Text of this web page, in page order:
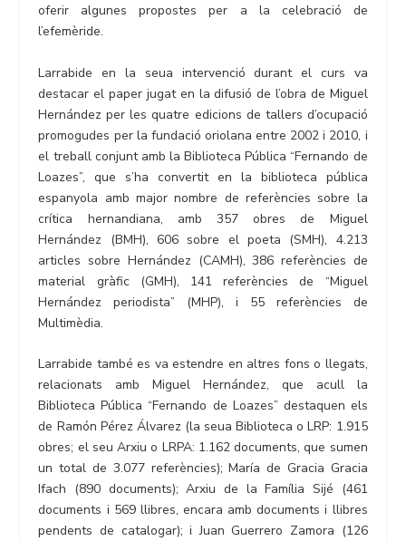
oferir algunes propostes per a la celebració de
l’efemèride.
Larrabide en la seua intervenció durant el curs va
destacar el paper jugat en la difusió de l’obra de Miguel
Hernández per les quatre edicions de tallers d’ocupació
promogudes per la fundació oriolana entre 2002 i 2010, i
el treball conjunt amb la Biblioteca Pública “Fernando de
Loazes”, que s’ha convertit en la biblioteca pública
espanyola amb major nombre de referències sobre la
crítica hernandiana, amb 357 obres de Miguel
Hernández (BMH), 606 sobre el poeta (SMH), 4.213
articles sobre Hernández (CAMH), 386 referències de
material gràfic (GMH), 141 referències de “Miguel
Hernández periodista” (MHP), i 55 referències de
Multimèdia.
Larrabide també es va estendre en altres fons o llegats,
relacionats amb Miguel Hernández, que acull la
Biblioteca Pública “Fernando de Loazes” destaquen els
de Ramón Pérez Álvarez (la seua Biblioteca o LRP: 1.915
obres; el seu Arxiu o LRPA: 1.162 documents, que sumen
un total de 3.077 referències); María de Gracia Gracia
Ifach (890 documents); Arxiu de la Família Sijé (461
documents i 569 llibres, encara amb documents i llibres
pendents de catalogar); i Juan Guerrero Zamora (126